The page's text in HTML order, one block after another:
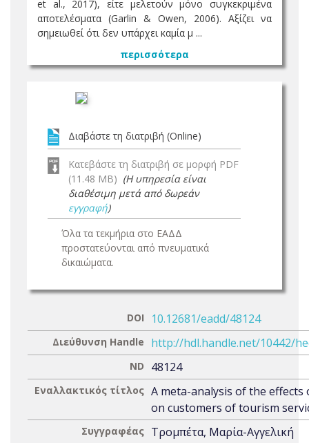
et al., 2017), είτε μελετούν μόνο συγκεκριμένα
αποτελέσματα (Garlin & Owen, 2006). Αξίζει να
σημειωθεί ότι δεν υπάρχει καμία μ ...
περισσότερα
Διαβάστε τη διατριβή (Online)
Κατεβάστε τη διατριβή σε μορφή PDF
(11.48 MB) (Η υπηρεσία είναι
διαθέσιμη μετά από δωρεάν
εγγραφή)
Όλα τα τεκμήρια στο ΕΑΔΔ
προστατεύονται από πνευματικά
δικαιώματα.
DOI 10.12681/eadd/48124
Διεύθυνση Handle http://hdl.handle.net/10442/
ND 48124
Εναλλακτικός τίτλος A meta-analysis of the effects
on customers of tourism
Συγγραφέας Τρομπέτα, Μαρία-Αγγελική